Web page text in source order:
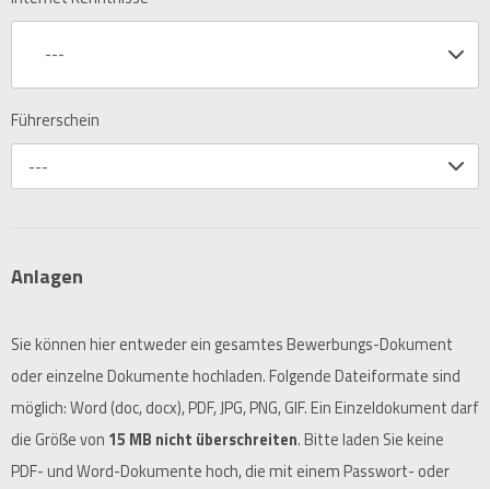
---
Führerschein
---
Anlagen
Sie können hier entweder ein gesamtes Bewerbungs-Dokument
oder einzelne Dokumente hochladen. Folgende Dateiformate sind
möglich: Word (doc, docx), PDF, JPG, PNG, GIF. Ein Einzeldokument darf
die Größe von 15 MB nicht überschreiten. Bitte laden Sie keine
PDF- und Word-Dokumente hoch, die mit einem Passwort- oder